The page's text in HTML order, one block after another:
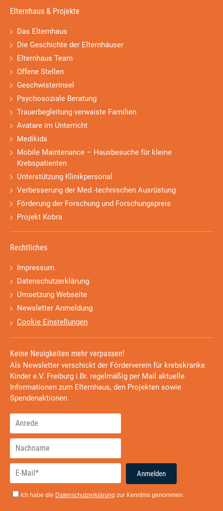
Elternhaus & Projekte
Das Elternhaus
Die Geschichte der Elternhäuser
Elternhaus Team
Offene Stellen
Geschwisterinsel
Psychosoziale Beratung
Trauerbegleitung verwaiste Familien
Avatare im Unterricht
Medikids
Mobile Maintenance – Hausbesuche für kleine
Krebspatienten
Unterstützung Klinikpersonal
Verbesserung der Med.-technischen Ausrüstung
Förderung der Forschung und Forschungspreis
Projekt Kobra
Rechtliches
Impressum
Datenschutzerklärung
Umsetzung Webseite
Newsletter Anmeldung
Cookie Einstellungen
Keine Neuigkeiten mehr verpassen!
Als Newsletter verschickt der Förderverein für krebskranke
Kinder e.V. Freiburg i.Br. regelmäßig per Mail aktuelle
Informationen zum Elternhaus, den Projekten sowie
Spendenaktionen.
Anmelden
Ich habe die Datenschutzerklärung zur Kenntnis genommen.